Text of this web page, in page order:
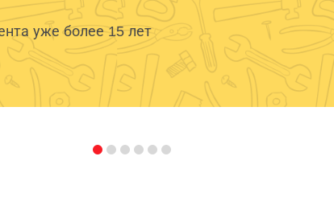
уже более 15 лет